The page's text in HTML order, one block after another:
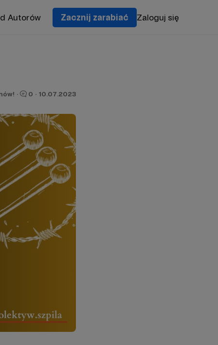
Autorów Zacznij zarabiać Zaloguj się
· 0 · 10.07.2023